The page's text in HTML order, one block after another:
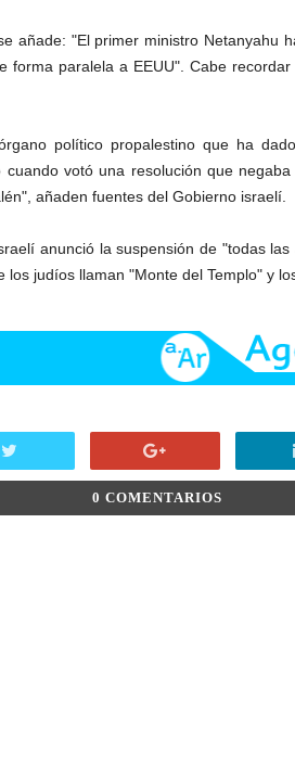
añade: "El primer ministro Netanyahu
forma paralela a EEUU". Cabe
político propalestino que ha
votó una resolución que
añaden fuentes del Gobierno israelí.
anunció la suspensión de "todas
judíos llaman "Monte del Templo" y
0 COMENTARIOS